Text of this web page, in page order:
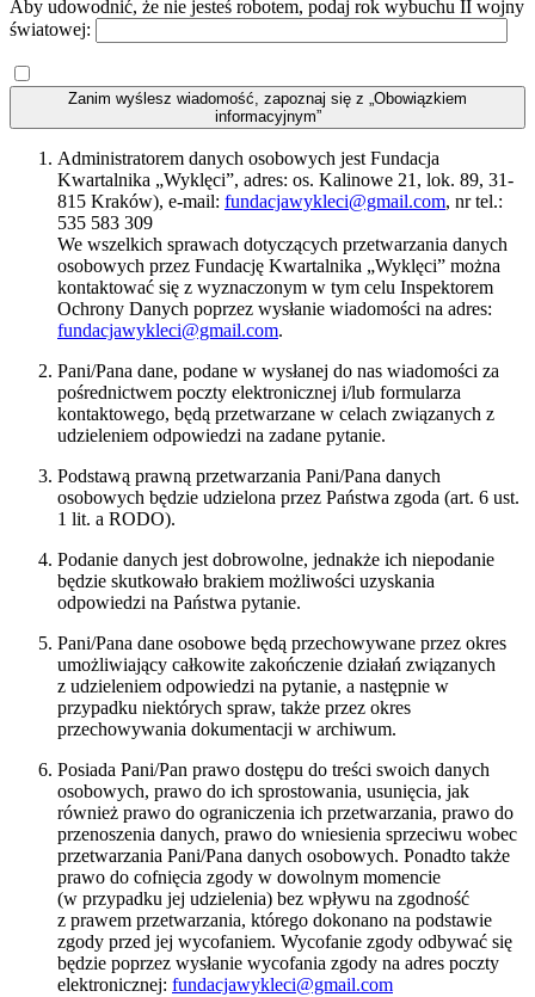
Aby udowodnić, że nie jesteś robotem, podaj rok wybuchu II wojny
światowej:
Zanim wyślesz wiadomość, zapoznaj się z „Obowiązkiem
informacyjnym”
Administratorem danych osobowych jest Fundacja
Kwartalnika „Wyklęci”, adres: os. Kalinowe 21, lok. 89, 31-
815 Kraków), e-mail: fundacjawykleci@gmail.com, nr tel.:
535 583 309
We wszelkich sprawach dotyczących przetwarzania danych
osobowych przez Fundację Kwartalnika „Wyklęci” można
kontaktować się z wyznaczonym w tym celu Inspektorem
Ochrony Danych poprzez wysłanie wiadomości na adres:
fundacjawykleci@gmail.com.
Pani/Pana dane, podane w wysłanej do nas wiadomości za
pośrednictwem poczty elektronicznej i/lub formularza
kontaktowego, będą przetwarzane w celach związanych z
udzieleniem odpowiedzi na zadane pytanie.
Podstawą prawną przetwarzania Pani/Pana danych
osobowych będzie udzielona przez Państwa zgoda (art. 6 ust.
1 lit. a RODO).
Podanie danych jest dobrowolne, jednakże ich niepodanie
będzie skutkowało brakiem możliwości uzyskania
odpowiedzi na Państwa pytanie.
Pani/Pana dane osobowe będą przechowywane przez okres
umożliwiający całkowite zakończenie działań związanych
z udzieleniem odpowiedzi na pytanie, a następnie w
przypadku niektórych spraw, także przez okres
przechowywania dokumentacji w archiwum.
Posiada Pani/Pan prawo dostępu do treści swoich danych
osobowych, prawo do ich sprostowania, usunięcia, jak
również prawo do ograniczenia ich przetwarzania, prawo do
przenoszenia danych, prawo do wniesienia sprzeciwu wobec
przetwarzania Pani/Pana danych osobowych. Ponadto także
prawo do cofnięcia zgody w dowolnym momencie
(w przypadku jej udzielenia) bez wpływu na zgodność
z prawem przetwarzania, którego dokonano na podstawie
zgody przed jej wycofaniem. Wycofanie zgody odbywać się
będzie poprzez wysłanie wycofania zgody na adres poczty
elektronicznej: fundacjawykleci@gmail.com